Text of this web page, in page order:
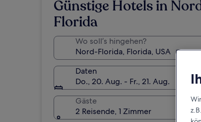
Günstige Hotels in
Florida
Wo soll’s hingehen?
Daten
Do., 20. Aug. - Fr., 21. Aug.
Gäste
2 Reisende, 1 Zimmer